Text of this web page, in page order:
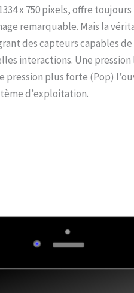
x 750 pixels, offre
remarquable. Mais la
des capteurs capables
interactions. Une
pression plus forte (Pop)
d’exploitation.